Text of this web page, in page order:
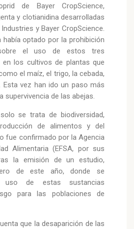
de Bayer CropScience,
y clotianidina desarrolladas
y Bayer CropScience.
había optado por la prohibición
el uso de estos tres
los cultivos de plantas que
el maíz, el trigo, la cebada,
Esta vez han ido un paso más
supervivencia de las abejas.
se trata de biodiversidad,
de alimentos y del
fue confirmado por la Agencia
Alimentaria (EFSA, por sus
la emisión de un estudio,
de este año, donde se
de estas sustancias
para las poblaciones de
que la desaparición de las